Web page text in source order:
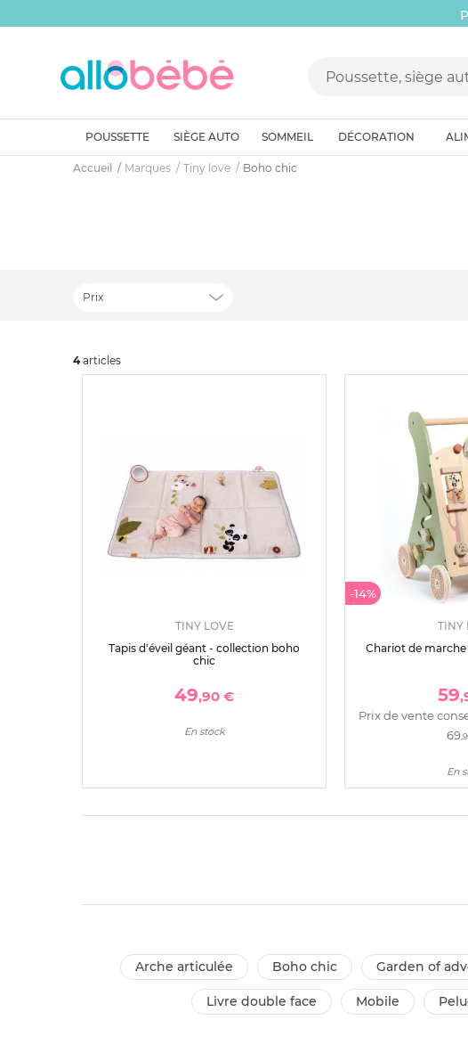
POUSSETTE SIÈGE AUTO SOMMEIL DÉCORATION
Accueil Marques Tiny love Boho chic
Prix
4articles
TINY LOVE
Tapis d'éveil géant - collection boho
chic
49,90 €
En stock
-14%
TINY
Chariot de
59
Prix de vente
69
En
arche articulée boho chic garden of
livre double face mobile